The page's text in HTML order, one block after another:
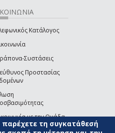
Κατάλογος
Συστάσεις
Προστασίας
με την Ομάδα
του site(link sends e-mail)
τη συγκατάθεσή